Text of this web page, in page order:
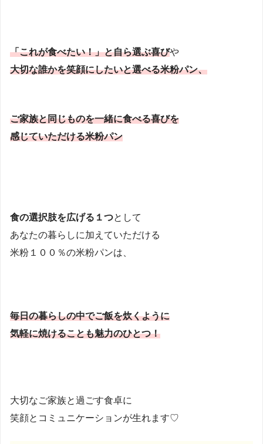
「これが食べたい！」と自ら選ぶ喜びや
大切な誰かを笑顔にしたいと選べる米粉パン、
ご家族と同じものを一緒に食べる喜びを
感じていただける米粉パン
食の選択肢を広げる１つとして
あなたの暮らしに加えていただける
米粉１００％の米粉パンは、
毎日の暮らしの中でご飯を炊くように
気軽に焼けることも魅力のひとつ！
大切なご家族と過ごす食卓に
笑顔とコミュニケーションが生れます♡